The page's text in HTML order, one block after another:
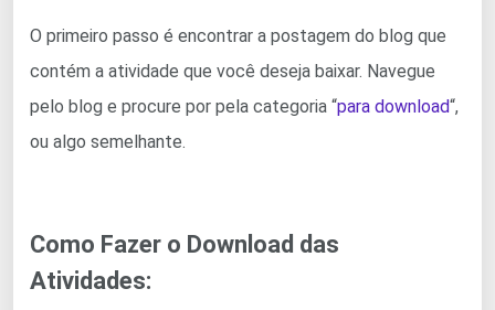
O primeiro passo é encontrar a postagem do blog que
contém a atividade que você deseja baixar. Navegue
pelo blog e procure por pela categoria “para download“,
ou algo semelhante.
Como Fazer o Download das
Atividades: